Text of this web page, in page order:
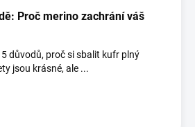
Proč merino zachrání váš
důvodů, proč si sbalit kufr plný
jsou krásné, ale ...